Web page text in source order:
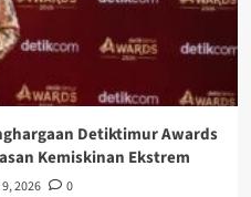
Detiktimur Awards
Kemiskinan Ekstrem
2026 0